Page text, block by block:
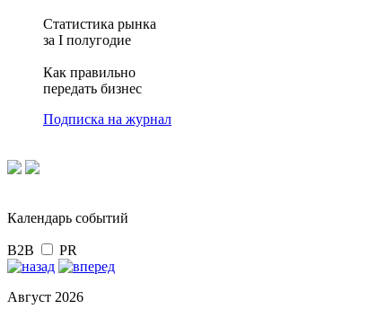
Статистика рынка
за I полугодие
Как правильно
передать бизнес
Подписка на журнал
Календарь событий
B2B PR
Август 2026